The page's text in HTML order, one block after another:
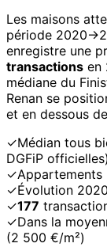
Les maisons
période
enregistre une
transactions en
médiane du
Renan se
et en dessous
✓Médian tous
DGFiP officielles)
✓Appartements
✓Évolution
✓177
✓Dans la
(2 500 €/m²)